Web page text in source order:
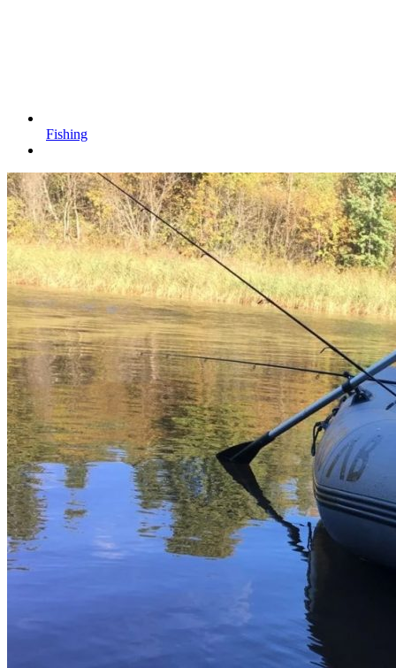
Fishing